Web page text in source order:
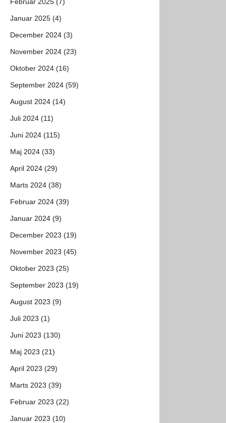
Januar 2025 (4)
December 2024 (3)
November 2024 (23)
Oktober 2024 (16)
September 2024 (59)
August 2024 (14)
Juli 2024 (11)
Juni 2024 (115)
Maj 2024 (33)
April 2024 (29)
Marts 2024 (38)
Februar 2024 (39)
Januar 2024 (9)
December 2023 (19)
November 2023 (45)
Oktober 2023 (25)
September 2023 (19)
August 2023 (9)
Juli 2023 (1)
Juni 2023 (130)
Maj 2023 (21)
April 2023 (29)
Marts 2023 (39)
Februar 2023 (22)
Januar 2023 (10)